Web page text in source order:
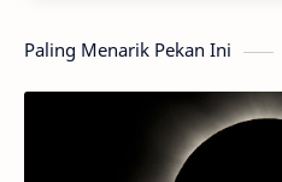
Paling Menarik Pekan Ini